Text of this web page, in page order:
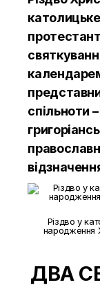
спільноти
Різдво у
народження
ДВА